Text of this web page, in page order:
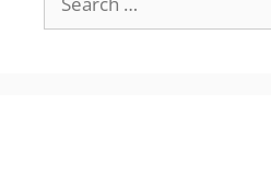
for: